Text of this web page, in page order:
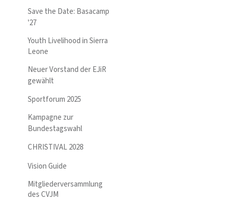
Save the Date: Basacamp
'27
Youth Livelihood in Sierra
Leone
Neuer Vorstand der EJiR
gewählt
Sportforum 2025
Kampagne zur
Bundestagswahl
CHRISTIVAL 2028
Vision Guide
Mitgliederversammlung
des CVJM